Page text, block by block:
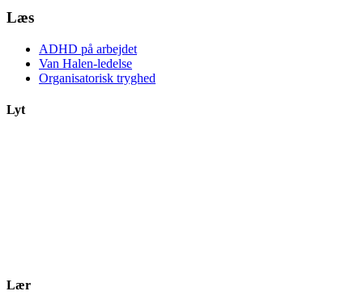
Læs
ADHD på arbejdet
Van Halen-ledelse
Organisatorisk tryghed
Lyt
Lær